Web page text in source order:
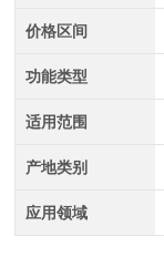
价格区间
功能类型
适用范围
产地类别
应用领域